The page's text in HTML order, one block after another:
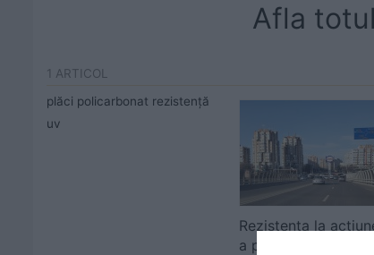
Afla
1 ARTICOL
plăci policarbonat rezistență
uv
Rezistența la
a plăcilor din